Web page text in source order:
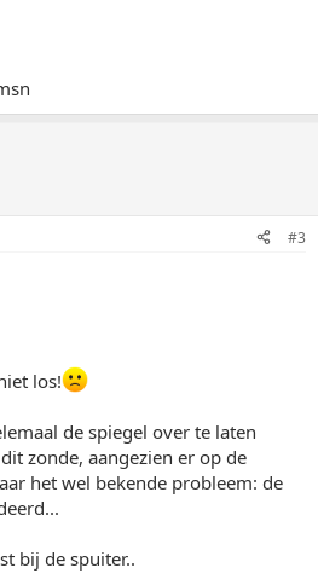
#3
los!
de spiegel over te laten
zonde, aangezien er op de
het wel bekende probleem: de
bij de spuiter..